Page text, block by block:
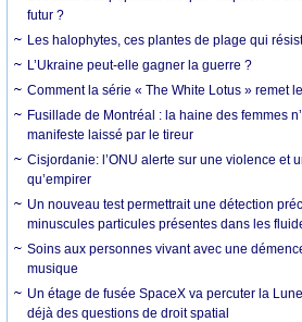
futur ?
Les halophytes, ces plantes de plage qui
L’Ukraine peut-elle gagner la guerre ?
Comment la série « The White Lotus » remet
Fusillade de Montréal : la haine des femmes
manifeste laissé par le tireur
Cisjordanie: l’ONU alerte sur une violence et
qu’empirer
Un nouveau test permettrait une détection
minuscules particules présentes dans les
Soins aux personnes vivant avec une
musique
Un étage de fusée SpaceX va percuter la
déjà des questions de droit spatial